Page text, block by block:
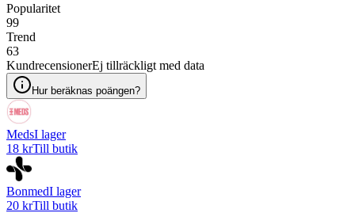
Popularitet
99
Trend
63
KundrecensionerEj tillräckligt med data
Hur beräknas poängen?
MedsI lager
18 krTill butik
BonmedI lager
20 krTill butik